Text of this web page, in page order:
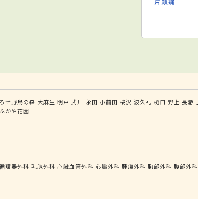
せ野鳥の森 大麻生 明戸 武川 永田 小前田 桜沢 波久礼 樋口 野上 長瀞
かや花園
環器外科 乳腺外科 心臓血管外科 心臓外科 腫瘍外科 胸部外科 腹部外科